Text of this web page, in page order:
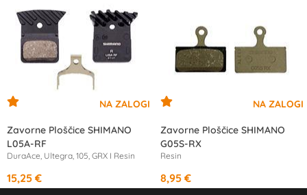
Zavorne Ploščice SHIMANO
L05A-RF
DuraAce, Ultegra, 105, GRX I Resin
15,25 €
Zavorne Ploščice SHIMANO
G05S-RX
Resin
8,95 €